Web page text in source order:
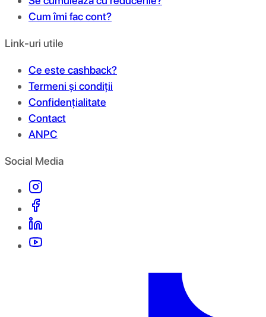
Cum îmi fac cont?
Link-uri utile
Ce este cashback?
Termeni și condiții
Confidențialitate
Contact
ANPC
Social Media